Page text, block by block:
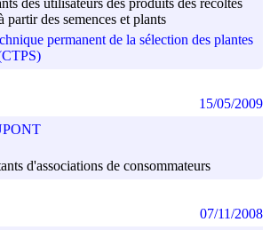
des utilisateurs des produits des récoltes
partir des semences et plants
permanent de la sélection des plantes
d'associations de consommateurs
15/05/2009
07/11/2008